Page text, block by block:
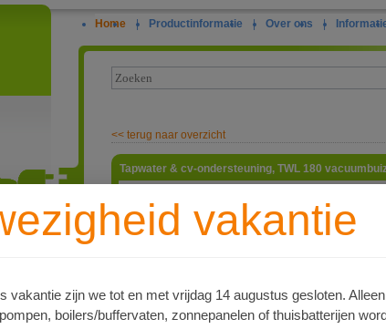
Home | Productinformatie | Over ons |
vakantie
vakantie zijn we tot en met vrijdag 14 augustus gesloten.
boilers/buffervaten, zonnepanelen of thuisbatterijen
<< terug naar overzicht
Tapwater & cv-ondersteuning, TWL 180